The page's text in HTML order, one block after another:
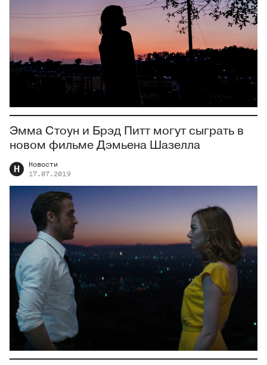
Эмма Стоун и Брэд Питт могут сыграть в
новом фильме Дэмьена Шазелла
Н
Новости
17.07.2019